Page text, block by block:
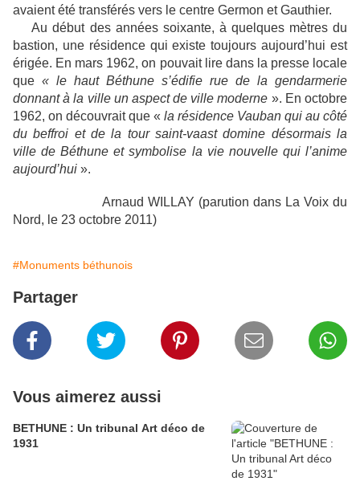
avaient été transférés vers le centre Germon et Gauthier.
Au début des années soixante, à quelques mètres du
bastion, une résidence qui existe toujours aujourd’hui est
érigée. En mars 1962, on pouvait lire dans la presse locale
que « le haut Béthune s’édifie rue de la gendarmerie
donnant à la ville un aspect de ville moderne ». En octobre
1962, on découvrait que « la résidence Vauban qui au côté
du beffroi et de la tour saint-vaast domine désormais la
ville de Béthune et symbolise la vie nouvelle qui l’anime
aujourd’hui ».
Arnaud WILLAY (parution dans La Voix du
Nord, le 23 octobre 2011)
#Monuments béthunois
Partager
Vous aimerez aussi
BETHUNE : Un tribunal Art déco de
1931